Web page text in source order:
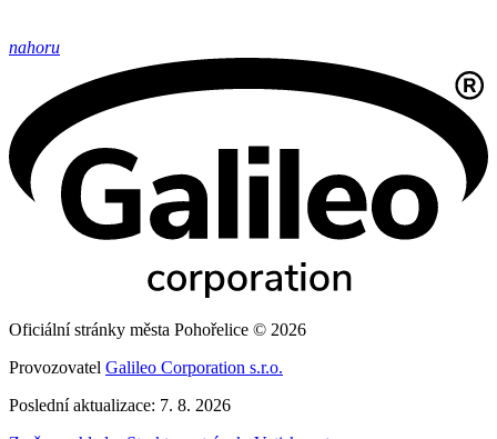
nahoru
Oficiální stránky města Pohořelice © 2026
Provozovatel Galileo Corporation s.r.o.
Poslední aktualizace: 7. 8. 2026